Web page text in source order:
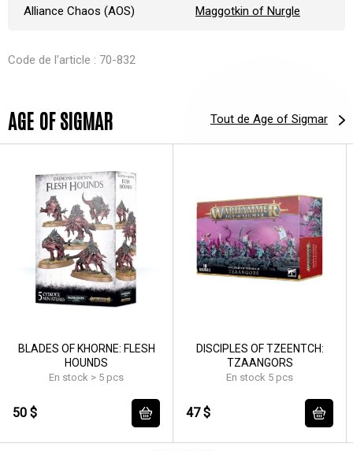
Alliance Chaos (AOS) Maggotkin of Nurgle
Code de l'article : 70-832
AGE OF SIGMAR Tout de Age of Sigmar
BLADES OF KHORNE: FLESH
HOUNDS
En stock > 5 pcs
50 $
DISCIPLES OF TZEENTCH:
TZAANGORS
En stock 5 pcs
47 $